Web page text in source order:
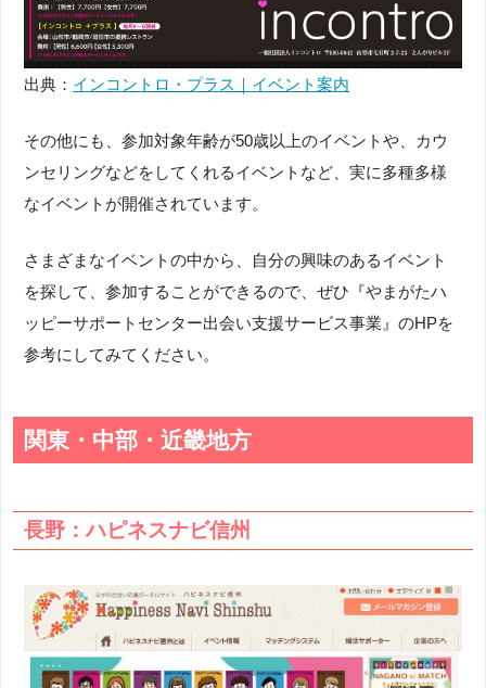
出典： インコントロ・プラス｜イベント案内
その他にも、参加対象年齢が50歳以上のイベントや、カウ
ンセリングなどをしてくれるイベントなど、実に多種多様
なイベントが開催されています。
さまざまなイベントの中から、自分の興味のあるイベント
を探して、参加することができるので、ぜひ『やまがたハ
ッピーサポートセンター出会い支援サービス事業』のHPを
参考にしてみてください。
関東・中部・近畿地方
長野：ハピネスナビ信州